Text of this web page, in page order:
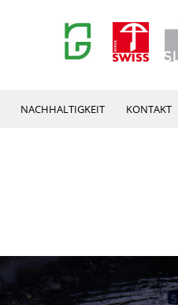
NACHHALTIGKEIT KONTAKT